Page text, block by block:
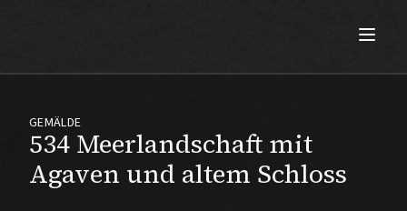
534 Meerlandschaft mit
Agaven und altem Schloss
GEMÄLDE